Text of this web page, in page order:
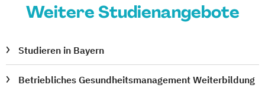
Weitere Studienangebote
Studieren in Bayern
Betriebliches Gesundheitsmanagement Weiterbildung